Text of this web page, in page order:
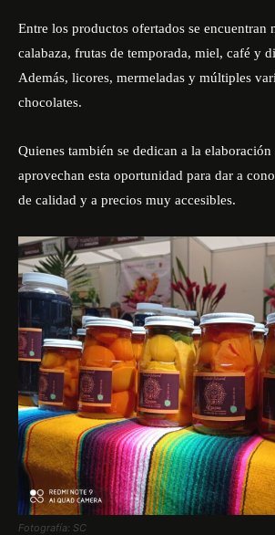
Entre los productos ofertados se encuentran
calabaza, frutas de temporada, miel, café y
Además, licores, mermeladas y múltiples
chocolates.
Quienes también se dedican a la elaboración
aprovechan esta oportunidad para dar a
de calidad y a precios muy accesibles.
Fotografía: SC